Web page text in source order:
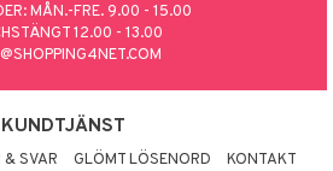
MÅN.-FRE. 9.00 - 15.00
12.00 - 13.00
KUNDTJÄNST
& SVAR GLÖMT LÖSENORD
KONTAKT